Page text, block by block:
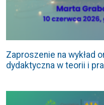
Zaproszenie na wykład
dydaktyczna w teorii i